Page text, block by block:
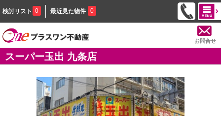
検討リスト 0 最近見た物件 0
お問合せ
スーパー玉出 九条店